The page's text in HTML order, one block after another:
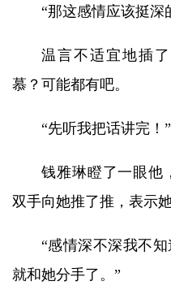
“那这感情应该挺深
温言不适宜地插
慕？可能都有吧。
“先听我把话讲完！”
钱雅琳瞪了一眼他
双手向她推了推，表示
“感情深不深我不
就和她分手了。”